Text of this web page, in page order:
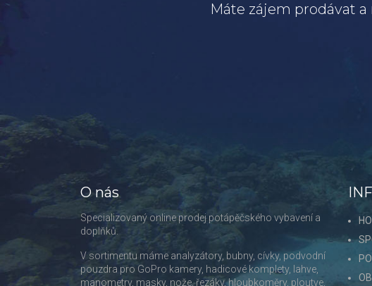
Máte zájem prodávat
O nás
Specializovaný online prodej potápěčského vybavení a
doplňků.
V sortimentu máme analyzátory, bubny, cívky, podvodní
pouzdra pro GoPro kamery, hadicové komplety, lahve,
manometry, masky, nože, řezáky, hloubkoměry, ploutve,